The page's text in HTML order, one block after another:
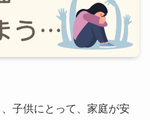
子供にとって、家庭が安